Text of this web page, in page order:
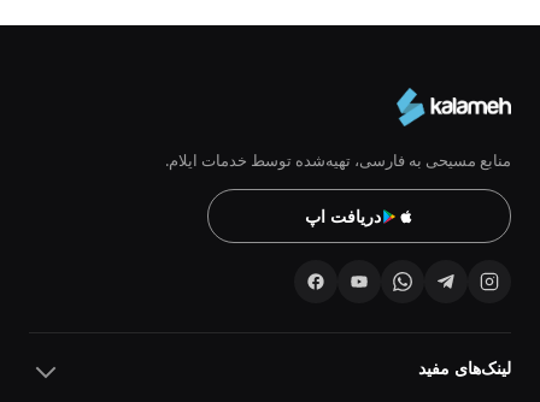
منابع مسیحی به فارسی، تهیه‌شده توسط خدمات ایلام.
دریافت اپ
لینک‌های مفید